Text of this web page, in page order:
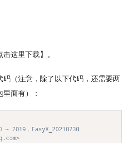
这里下载】。
（注意，除了以下代码，还需要两
面有）：
2019，EasyX_20210730